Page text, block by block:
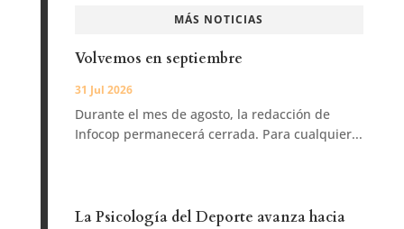
MÁS NOTICIAS
Volvemos en septiembre
31 Jul 2026
Durante el mes de agosto, la redacción de
Infocop permanecerá cerrada. Para cualquier...
La Psicología del Deporte avanza hacia